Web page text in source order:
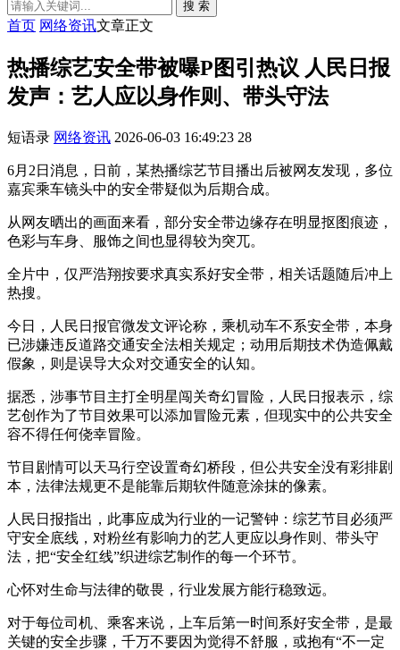
搜 索
首页 网络资讯文章正文
热播综艺安全带被曝P图引热议 人民日报
发声：艺人应以身作则、带头守法
短语录 网络资讯 2026-06-03 16:49:23 28
6月2日消息，日前，某热播综艺节目播出后被网友发现，多位
嘉宾乘车镜头中的安全带疑似为后期合成。
从网友晒出的画面来看，部分安全带边缘存在明显抠图痕迹，
色彩与车身、服饰之间也显得较为突兀。
全片中，仅严浩翔按要求真实系好安全带，相关话题随后冲上
热搜。
今日，人民日报官微发文评论称，乘机动车不系安全带，本身
已涉嫌违反道路交通安全法相关规定；动用后期技术伪造佩戴
假象，则是误导大众对交通安全的认知。
据悉，涉事节目主打全明星闯关奇幻冒险，人民日报表示，综
艺创作为了节目效果可以添加冒险元素，但现实中的公共安全
容不得任何侥幸冒险。
节目剧情可以天马行空设置奇幻桥段，但公共安全没有彩排剧
本，法律法规更不是能靠后期软件随意涂抹的像素。
人民日报指出，此事应成为行业的一记警钟：综艺节目必须严
守安全底线，对粉丝有影响力的艺人更应以身作则、带头守
法，把“安全红线”织进综艺制作的每一个环节。
心怀对生命与法律的敬畏，行业发展方能行稳致远。
对于每位司机、乘客来说，上车后第一时间系好安全带，是最
关键的安全步骤，千万不要因为觉得不舒服，或抱有“不一定